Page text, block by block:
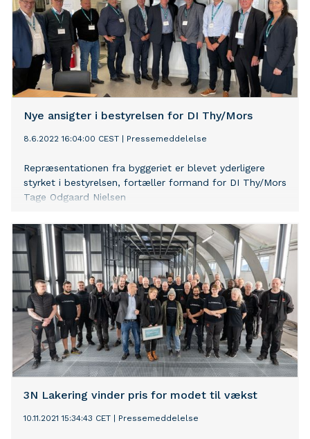
Nye ansigter i bestyrelsen for DI Thy/Mors
8.6.2022 16:04:00 CEST Pressemeddelelse
Repræsentationen fra byggeriet er blevet yderligere
styrket i bestyrelsen, fortæller formand for DI Thy/Mors
Tage Odgaard Nielsen
3N Lakering vinder pris for modet til vækst
10.11.2021 15:34:43 CET Pressemeddelelse